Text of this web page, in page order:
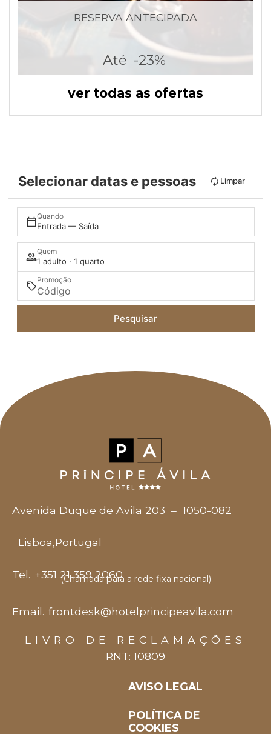
RESERVA ANTECIPADA
Até -23%
ver todas as ofertas
Selecionar datas e pessoas Limpar
Quando
Entrada — Saída
Quem
1 adulto · 1 quarto
Promoção
Pesquisar
Avenida Duque de Avila 203 – 1050-082
Lisboa,Portugal
Tel. +351 21 359 2060
(Chamada para a rede fixa nacional)
Email. frontdesk@hotelprincipeavila.com
LIVRO DE RECLAMAÇÕES
RNT: 10809
AVISO LEGAL
POLÍTICA DE
COOKIES